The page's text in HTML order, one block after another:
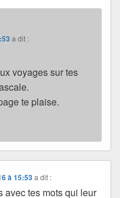
a dit :
voyages sur tes
te plaise.
à 15:53 a dit :
avec tes mots qui leur